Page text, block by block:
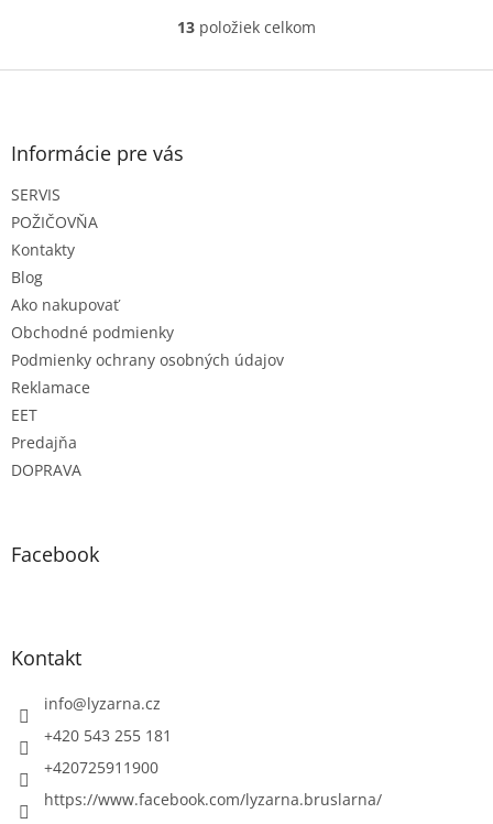
O
l
ý
p
13 položiek celkom
Z
Informácie pre vás
SERVIS
POŽIČOVŇA
Kontakty
Blog
Ako nakupovať
Obchodné podmienky
Podmienky ochrany osobných údajov
Reklamace
EET
Predajňa
DOPRAVA
Facebook
Kontakt
info@lyzarna.cz
+420 543 255 181
+420725911900
https://www.facebook.com/lyzarna.bruslarna/